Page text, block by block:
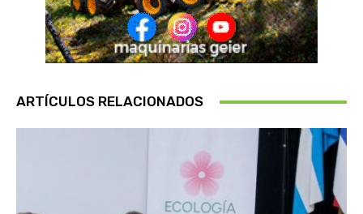
ARTÍCULOS RELACIONADOS